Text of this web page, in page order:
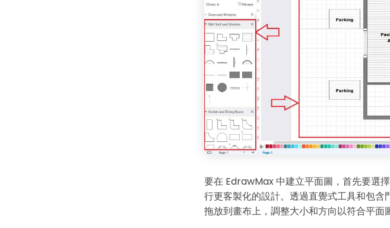
要在 EdrawMax 中建立平面圖，首先要選
行更客製化的設計。透過直覺式工具和包
拖放到畫布上，調整大小和方向以符合平面